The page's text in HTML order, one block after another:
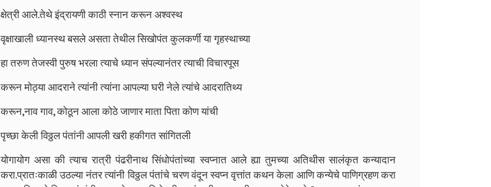
क्षेत्री आले.तेथे इंद्रायणी काठी स्नान करून अश्वस्थ
वृक्षाखाली ध्यानस्थ बसले असता तेथील सिखोपंत कुलकर्णी या गृहस्थाच्या
हा तरुण तेजस्वी पुरुष भरला त्याचे ध्यान संपल्यानंतर त्याची विचारपूस
करून मोठ्या आदराने त्यांनी त्यांना आपल्या घरी नेले त्यांचे आदरातिथ्य
करून,नाव गाव, कोठून आला कोठे जाणार माता पिता कोण यांची
पृच्छा केली विठ्ठल पंतांनी आपली खरी हकीगत सांगितली
योगायोग असा की त्याच रात्री पंढरीनाथ सिंधोपंतांच्या स्वप्नात आले ह्या तुमच्या अतिथीस सालंकृत कन्यादान
करा.प्रातःकाळी उठल्या नंतर त्यांनी विठ्ठल पंतांचे चरण वंदून स्वप्न वृत्तांत कथन केला आणि कन्येचे पाणिग्रहण करा